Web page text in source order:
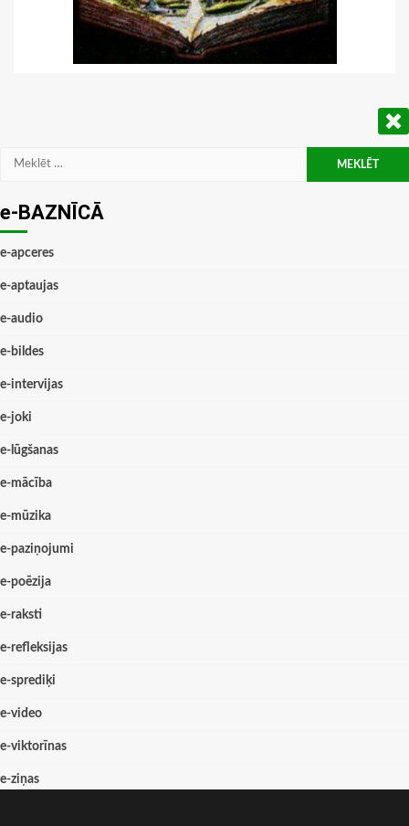
Meklēt:
e-BAZNĪCĀ
e-apceres
e-aptaujas
e-audio
e-bildes
e-intervijas
e-joki
e-lūgšanas
e-mācība
e-mūzika
e-paziņojumi
e-poēzija
e-raksti
e-refleksijas
e-sprediķi
e-video
e-viktorīnas
e-ziņas